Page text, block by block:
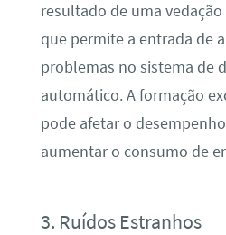
resultado de uma
que permite a entrada de
problemas no sistema de
automático. A formação
pode afetar o
aumentar o consumo de
3. Ruídos Estranhos